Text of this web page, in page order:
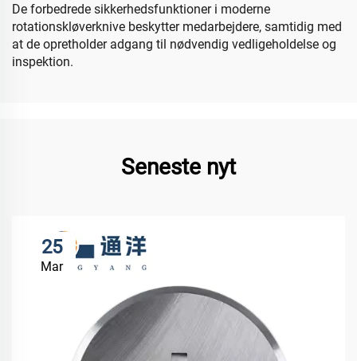
De forbedrede sikkerhedsfunktioner i moderne
rotationskløverknive beskytter medarbejdere, samtidig med
at de opretholder adgang til nødvendig vedligeholdelse og
inspektion.
Seneste nyt
25
Mar